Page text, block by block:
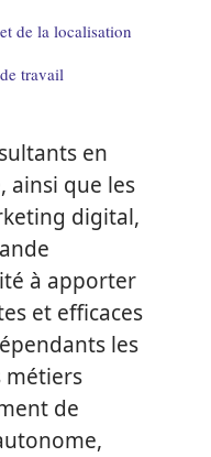
de la localisation
travail
en
ainsi que les
digital,
à apporter
et efficaces
les
métiers
de